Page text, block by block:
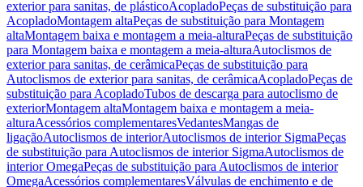
exterior para sanitas, de plásticoAcopladoPeças de substituição para
AcopladoMontagem altaPeças de substituição para Montagem
altaMontagem baixa e montagem a meia-alturaPeças de substituição
para Montagem baixa e montagem a meia-alturaAutoclismos de
exterior para sanitas, de cerâmicaPeças de substituição para
Autoclismos de exterior para sanitas, de cerâmicaAcopladoPeças de
substituição para AcopladoTubos de descarga para autoclismo de
exteriorMontagem altaMontagem baixa e montagem a meia-
alturaAcessórios complementaresVedantesMangas de
ligaçãoAutoclismos de interiorAutoclismos de interior SigmaPeças
de substituição para Autoclismos de interior SigmaAutoclismos de
interior OmegaPeças de substituição para Autoclismos de interior
OmegaAcessórios complementaresVálvulas de enchimento e de